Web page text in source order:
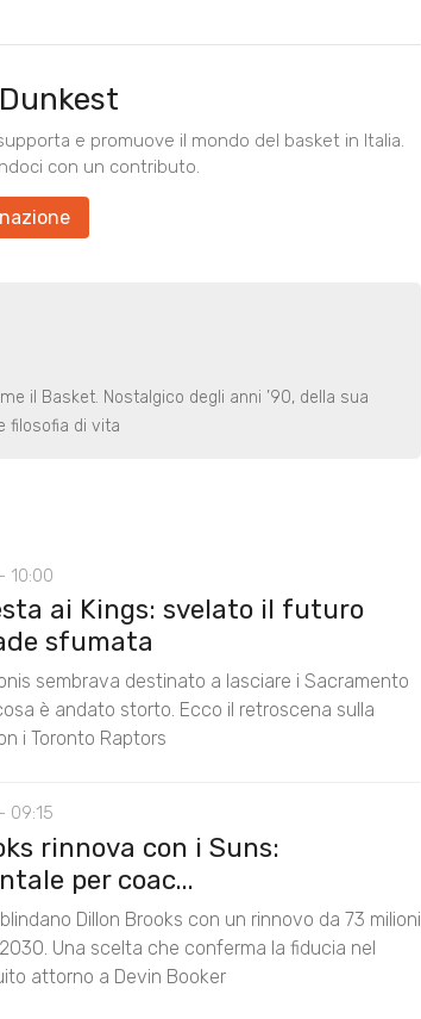
e promuove il mondo del basket in Italia.
con un contributo.
il Basket. Nostalgico degli anni ’90, della sua
filosofia di vita
10:00
ai Kings: svelato il futuro
sfumata
sembrava destinato a lasciare i Sacramento
è andato storto. Ecco il retroscena sulla
i Toronto Raptors
09:15
rinnova con i Suns:
per coac...
Dillon Brooks con un rinnovo da 73 milioni
Una scelta che conferma la fiducia nel
attorno a Devin Booker